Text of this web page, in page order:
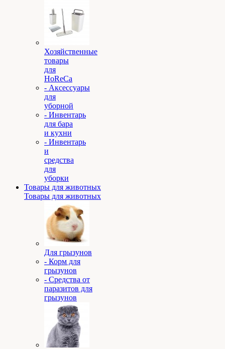
Хозяйственные
товары
для
HoReCa
- Аксессуары
для
уборной
- Инвентарь
для бара
и кухни
- Инвентарь
и
средства
для
уборки
Товары для животных
Товары для животных
Для грызунов
- Корм для
грызунов
- Средства от
паразитов для
грызунов